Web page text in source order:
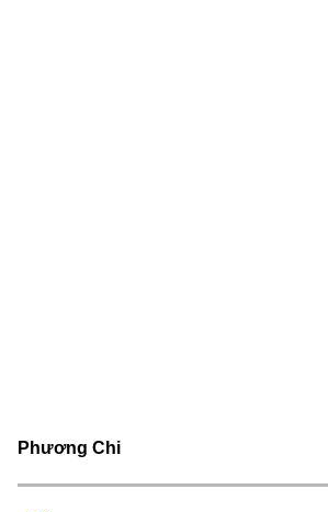
Phương Chi